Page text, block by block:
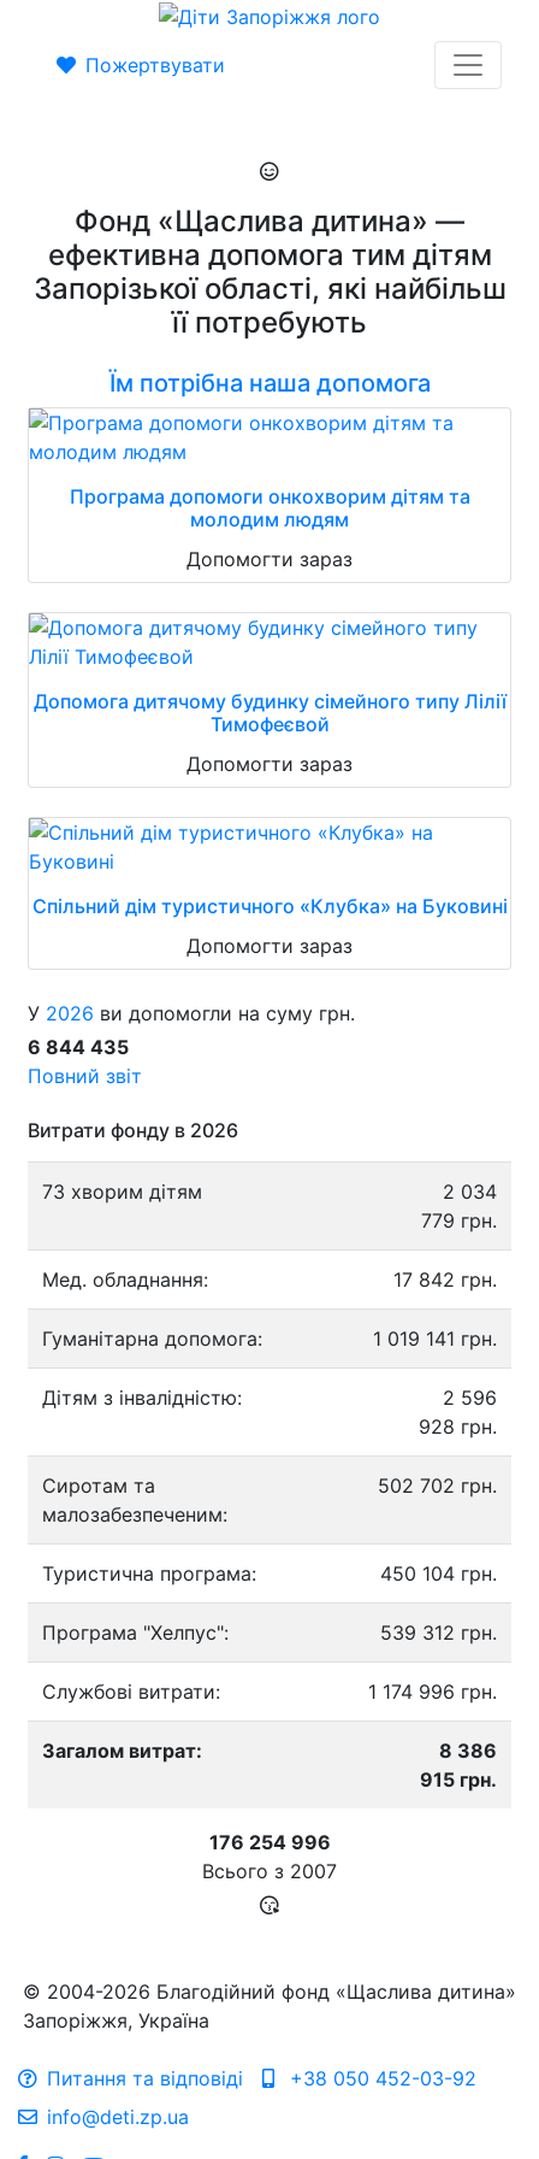
Пожертвувати
Фонд «Щаслива дитина» —
ефективна допомога тим дітям
Запорізької області, які найбільш
її потребують
Їм потрібна наша допомога
Програма допомоги онкохворим дітям та
молодим людям
Допомогти зараз
Допомога дитячому будинку сімейного типу Лілії
Тимофеєвой
Допомогти зараз
Спільний дім туристичного «Клубка» на Буковині
Допомогти зараз
У 2026 ви допомогли на суму грн.
6 844 435
Повний звіт
Витрати фонду в 2026
73 хворим дітям
2 034
779 грн.
Мед. обладнання: 17 842 грн.
Гуманітарна допомога: 1 019 141 грн.
Дітям з інвалідністю:
2 596
928 грн.
Сиротам та
малозабезпеченим:
502 702 грн.
Туристична програма: 450 104 грн.
Програма "Хелпус": 539 312 грн.
Службові витрати: 1 174 996 грн.
Загалом витрат:
8 386
915 грн.
176 254 996
Всього з 2007
© 2004-2026 Благодійний фонд «Щаслива дитина»
Запоріжжя, Україна
Питання та відповіді
+38 050 452-03-92
info@deti.zp.ua